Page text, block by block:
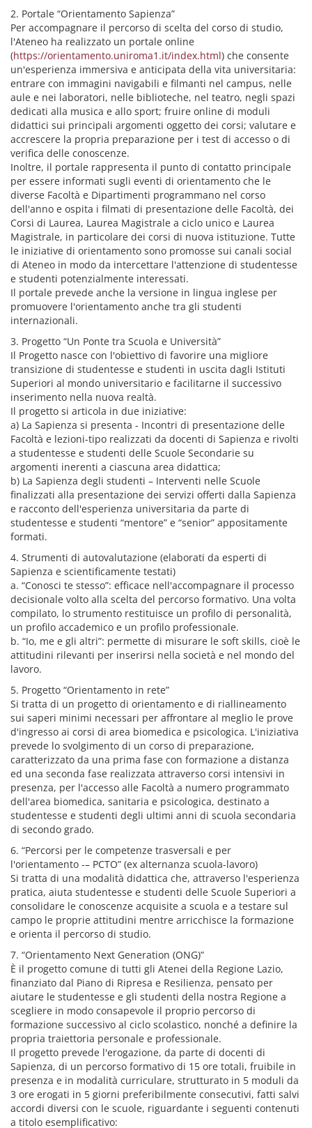
2. Portale “Orientamento Sapienza”
Per accompagnare il percorso di scelta del corso di studio,
l'Ateneo ha realizzato un portale online
(https://orientamento.uniroma1.it/index.html) che consente
un'esperienza immersiva e anticipata della vita universitaria:
entrare con immagini navigabili e filmanti nel campus, nelle
aule e nei laboratori, nelle biblioteche, nel teatro, negli spazi
dedicati alla musica e allo sport; fruire online di moduli
didattici sui principali argomenti oggetto dei corsi; valutare e
accrescere la propria preparazione per i test di accesso o di
verifica delle conoscenze.
Inoltre, il portale rappresenta il punto di contatto principale
per essere informati sugli eventi di orientamento che le
diverse Facoltà e Dipartimenti programmano nel corso
dell'anno e ospita i filmati di presentazione delle Facoltà, dei
Corsi di Laurea, Laurea Magistrale a ciclo unico e Laurea
Magistrale, in particolare dei corsi di nuova istituzione. Tutte
le iniziative di orientamento sono promosse sui canali social
di Ateneo in modo da intercettare l'attenzione di studentesse
e studenti potenzialmente interessati.
Il portale prevede anche la versione in lingua inglese per
promuovere l'orientamento anche tra gli studenti
internazionali.
3. Progetto “Un Ponte tra Scuola e Università”
Il Progetto nasce con l'obiettivo di favorire una migliore
transizione di studentesse e studenti in uscita dagli Istituti
Superiori al mondo universitario e facilitarne il successivo
inserimento nella nuova realtà.
Il progetto si articola in due iniziative:
a) La Sapienza si presenta - Incontri di presentazione delle
Facoltà e lezioni-tipo realizzati da docenti di Sapienza e rivolti
a studentesse e studenti delle Scuole Secondarie su
argomenti inerenti a ciascuna area didattica;
b) La Sapienza degli studenti – Interventi nelle Scuole
finalizzati alla presentazione dei servizi offerti dalla Sapienza
e racconto dell'esperienza universitaria da parte di
studentesse e studenti “mentore” e “senior” appositamente
formati.
4. Strumenti di autovalutazione (elaborati da esperti di
Sapienza e scientificamente testati)
a. “Conosci te stesso”: efficace nell'accompagnare il processo
decisionale volto alla scelta del percorso formativo. Una volta
compilato, lo strumento restituisce un profilo di personalità,
un profilo accademico e un profilo professionale.
b. “Io, me e gli altri”: permette di misurare le soft skills, cioè le
attitudini rilevanti per inserirsi nella società e nel mondo del
lavoro.
5. Progetto “Orientamento in rete”
Si tratta di un progetto di orientamento e di riallineamento
sui saperi minimi necessari per affrontare al meglio le prove
d'ingresso ai corsi di area biomedica e psicologica. L'iniziativa
prevede lo svolgimento di un corso di preparazione,
caratterizzato da una prima fase con formazione a distanza
ed una seconda fase realizzata attraverso corsi intensivi in
presenza, per l'accesso alle Facoltà a numero programmato
dell'area biomedica, sanitaria e psicologica, destinato a
studentesse e studenti degli ultimi anni di scuola secondaria
di secondo grado.
6. “Percorsi per le competenze trasversali e per
l'orientamento -– PCTO” (ex alternanza scuola-lavoro)
Si tratta di una modalità didattica che, attraverso l'esperienza
pratica, aiuta studentesse e studenti delle Scuole Superiori a
consolidare le conoscenze acquisite a scuola e a testare sul
campo le proprie attitudini mentre arricchisce la formazione
e orienta il percorso di studio.
7. “Orientamento Next Generation (ONG)”
È il progetto comune di tutti gli Atenei della Regione Lazio,
finanziato dal Piano di Ripresa e Resilienza, pensato per
aiutare le studentesse e gli studenti della nostra Regione a
scegliere in modo consapevole il proprio percorso di
formazione successivo al ciclo scolastico, nonché a definire la
propria traiettoria personale e professionale.
Il progetto prevede l'erogazione, da parte di docenti di
Sapienza, di un percorso formativo di 15 ore totali, fruibile in
presenza e in modalità curriculare, strutturato in 5 moduli da
3 ore erogati in 5 giorni preferibilmente consecutivi, fatti salvi
accordi diversi con le scuole, riguardante i seguenti contenuti
a titolo esemplificativo: